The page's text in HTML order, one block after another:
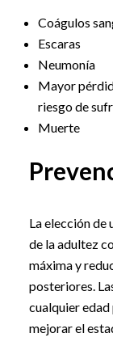
Coágulos
Escaras
Neumonía
Mayor
riesgo de
Muerte
La elección de
de la adultez
máxima y
posteriores.
cualquier edad
mejorar el